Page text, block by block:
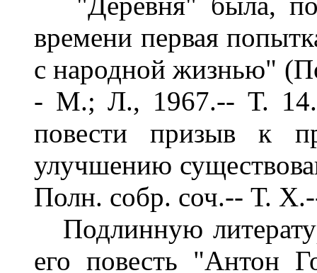
времени первая
с народной жизнью"
- М.; Л., 1967.-- Т.
повести призыв к
улучшению
Полн. собр. соч.-- Т.
Подлинную
его повесть "Антон